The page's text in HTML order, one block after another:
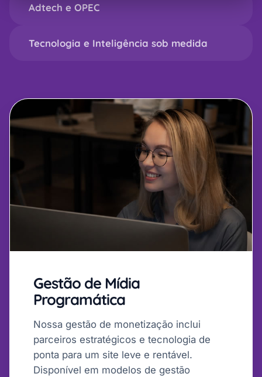
Adtech e OPEC
Tecnologia e Inteligência sob medida
Gestão de Mídia
Programática
Nossa gestão de monetização inclui
parceiros estratégicos e tecnologia de
ponta para um site leve e rentável.
Disponível em modelos de gestão